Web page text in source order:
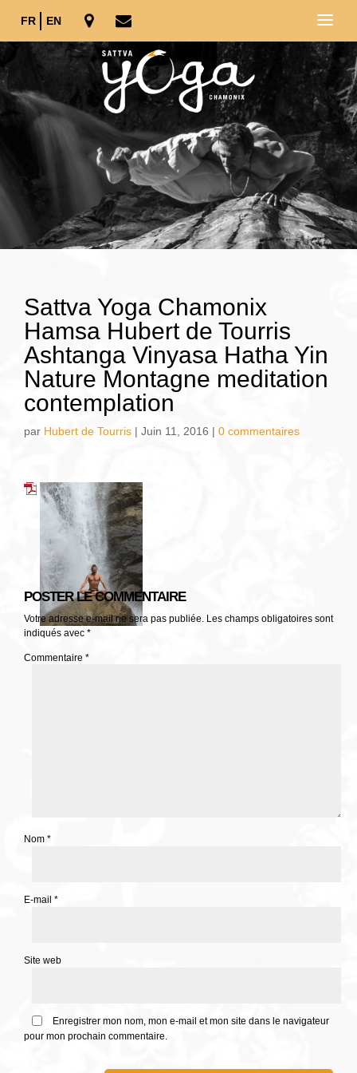
FR EN
Sattva Yoga Chamonix
Hamsa Hubert de Tourris
Ashtanga Vinyasa Hatha Yin
Nature Montagne meditation
contemplation
par Hubert de Tourris | Juin 11, 2016 | 0 commentaires
POSTER LE COMMENTAIRE
Votre adresse e-mail ne sera pas publiée. Les champs obligatoires sont
indiqués avec *
Commentaire *
Nom *
E-mail *
Site web
Enregistrer mon nom, mon e-mail et mon site dans le navigateur
pour mon prochain commentaire.